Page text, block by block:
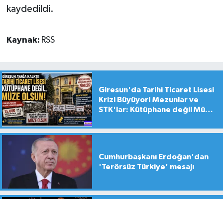
kaydedildi.
Kaynak: RSS
Giresun'da Tarihi Ticaret Lisesi
Krizi Büyüyor! Mezunlar ve
STK'lar: Kütüphane değil Müze
Cumhurbaşkanı Erdoğan'dan
'Terörsüz Türkiye' mesajı